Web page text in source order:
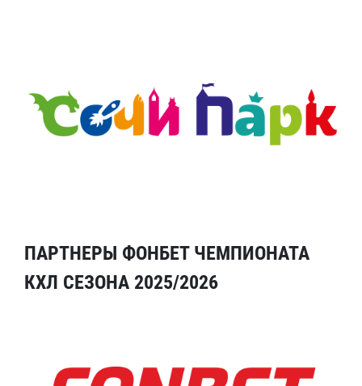
ПАРТНЕРЫ ФОНБЕТ ЧЕМПИОНАТА
КХЛ СЕЗОНА 2025/2026